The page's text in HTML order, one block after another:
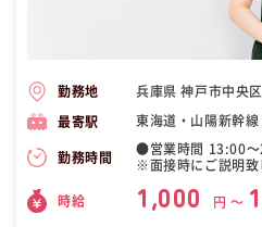
勤務地 兵庫県 神戸市中央区
最寄駅 東海道・山陽新幹線
勤務時間
●営業時間 13:00〜
※面接時にご説明致
時給 1,000 円 〜